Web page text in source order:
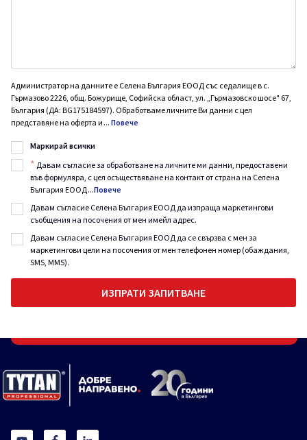
Администратор на данните е Селена България ЕООД със седалище в с.
Гърмазово 2226, общ. Божурище, Софийска област, ул. „Гърмазовско шосе" 67,
България (ДА: BG175184597). Обработваме личните Ви данни с цел
представяне на оферта и ... Повече
Маркирай всички
* Давам съгласие за обработване на личните ми данни, предоставени
във формуляра, с цел осъществяване на контакт от страна на Селена
България ЕООД...Повече
Давам съгласие Селена България ЕООД да изпраща маркетингови
съобщения на посочения от мен имейл адрес.
Давам съгласие Селена България ЕООД да се свързва с мен за
маркетингови цели на посочения от мен телефонен номер (обаждания,
SMS, MMS).